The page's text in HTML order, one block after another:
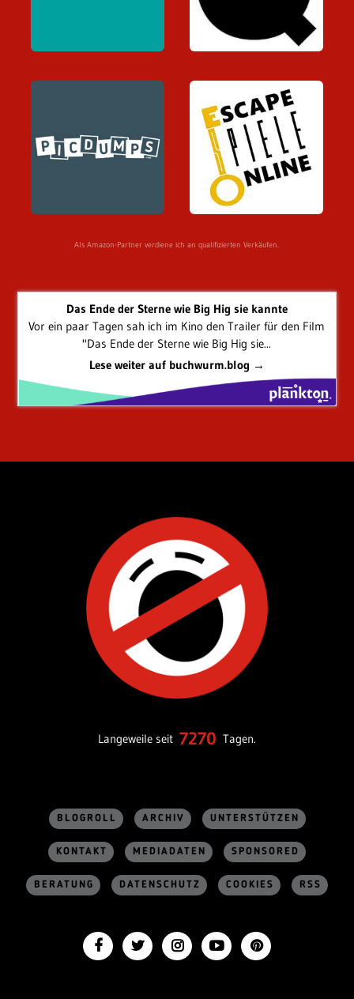
Als Amazon-Partner verdiene ich an qualifizierten Verkäufen.
Das Ende der Sterne wie Big Hig sie kannte
Vor ein paar Tagen sah ich im Kino den Trailer für den Film
"Das Ende der Sterne wie Big Hig sie...
Lese weiter auf buchwurm.blog →
Langeweile seit 7270 Tagen.
BLOGROLL ARCHIV UNTERSTÜTZEN
KONTAKT MEDIADATEN SPONSORED
BERATUNG DATENSCHUTZ COOKIES RSS